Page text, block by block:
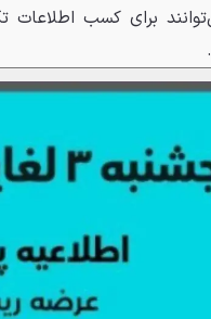
برای کسب اطلاعات